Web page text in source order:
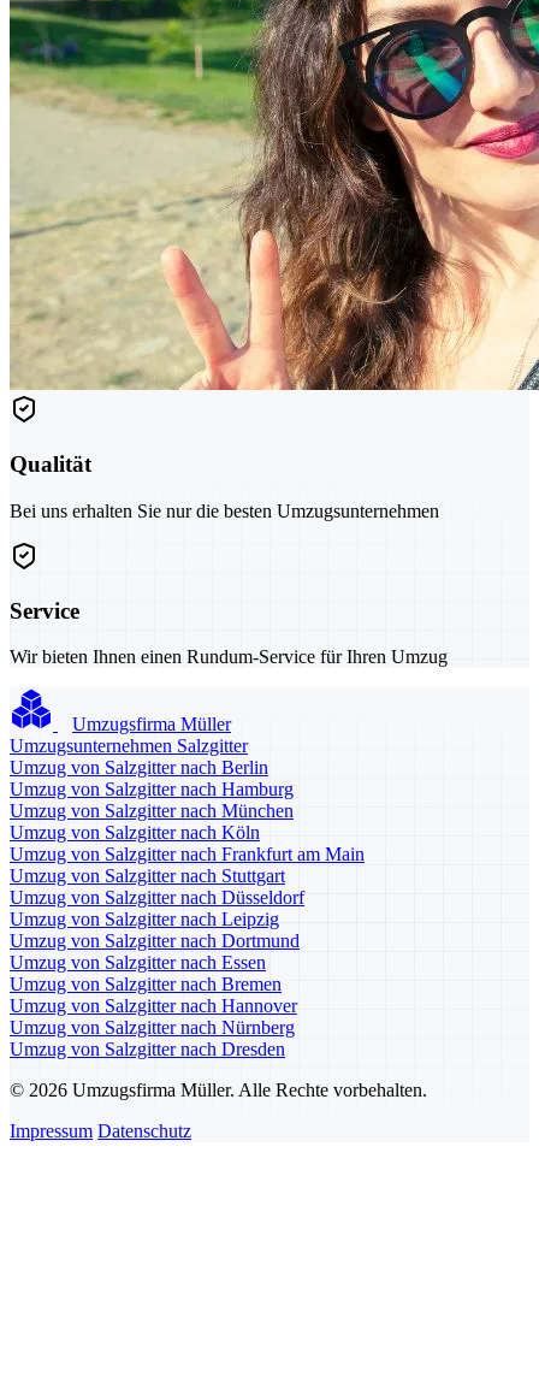
Qualität
Bei uns erhalten Sie nur die besten Umzugsunternehmen
Service
Wir bieten Ihnen einen Rundum-Service für Ihren Umzug
Umzugsfirma Müller
Umzugsunternehmen Salzgitter
Umzug von Salzgitter nach Berlin
Umzug von Salzgitter nach Hamburg
Umzug von Salzgitter nach München
Umzug von Salzgitter nach Köln
Umzug von Salzgitter nach Frankfurt am Main
Umzug von Salzgitter nach Stuttgart
Umzug von Salzgitter nach Düsseldorf
Umzug von Salzgitter nach Leipzig
Umzug von Salzgitter nach Dortmund
Umzug von Salzgitter nach Essen
Umzug von Salzgitter nach Bremen
Umzug von Salzgitter nach Hannover
Umzug von Salzgitter nach Nürnberg
Umzug von Salzgitter nach Dresden
© 2026 Umzugsfirma Müller. Alle Rechte vorbehalten.
Impressum Datenschutz